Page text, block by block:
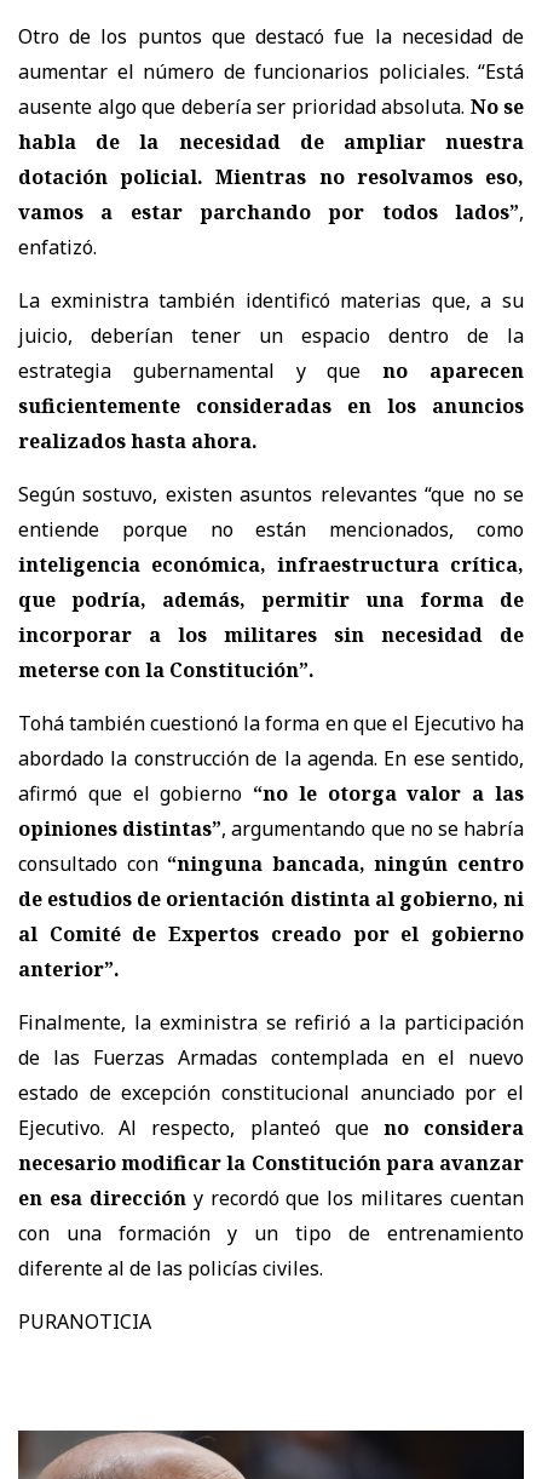
Otro de los puntos que destacó fue la necesidad de
aumentar el número de funcionarios policiales. “Está
ausente algo que debería ser prioridad absoluta. No se
habla de la necesidad de ampliar nuestra
dotación policial. Mientras no resolvamos eso,
vamos a estar parchando por todos lados”,
enfatizó.
La exministra también identificó materias que, a su
juicio, deberían tener un espacio dentro de la
estrategia gubernamental y queno aparecen
suficientemente consideradas en los anuncios
realizados hasta ahora.
Según sostuvo, existen asuntos relevantes “que no se
entiende porque no están mencionados, como
inteligencia económica, infraestructura crítica,
que podría, además, permitir una forma de
incorporar a los militares sin necesidad de
meterse con la Constitución”.
Tohá también cuestionó la forma en que el Ejecutivo ha
abordado la construcción de la agenda. En ese sentido,
afirmó que el gobierno “no le otorga valor a las
opiniones distintas”, argumentando que no se habría
consultado con “ninguna bancada, ningún centro
de estudios de orientación distinta al gobierno, ni
al Comité de Expertos creado por el gobierno
anterior”.
Finalmente, la exministra se refirió a la participación
de las Fuerzas Armadas contemplada en el nuevo
estado de excepción constitucional anunciado por el
Ejecutivo. Al respecto, planteó que no considera
necesario modificar la Constitución para avanzar
en esa direccióny recordó que los militares cuentan
con una formación y un tipo de entrenamiento
diferente al de las policías civiles.
PURANOTICIA